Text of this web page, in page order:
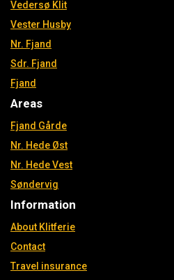
Vedersø Klit
Vester Husby
Nr. Fjand
Sdr. Fjand
Fjand
Areas
Fjand Gårde
Nr. Hede Øst
Nr. Hede Vest
Søndervig
Information
About Klitferie
Contact
Travel insurance